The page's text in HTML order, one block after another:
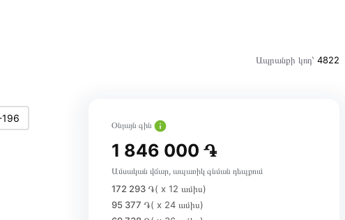
Ապրանքի կոդ՝ 4822
Օնլայն գին
1 846 000 ֏
Ամսական վճար, ապառիկ գնման դեպքում
172 293 ֏( x 12 ամիս)
95 377 ֏( x 24 ամիս)